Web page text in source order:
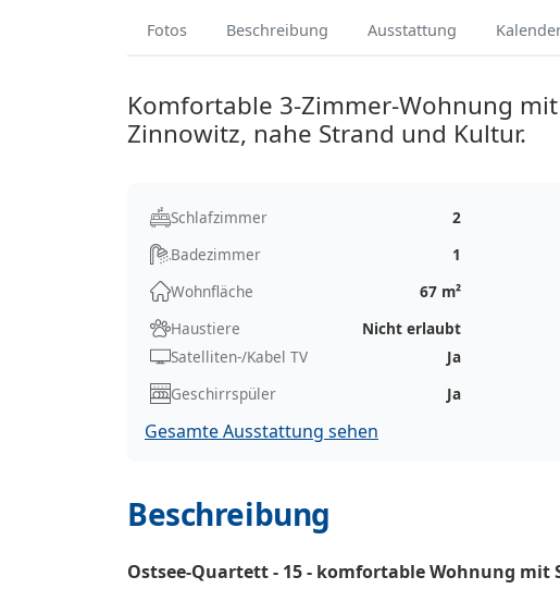
Fotos Beschreibung Ausstattung
Komfortable 3-Zimmer-Wohnung
Zinnowitz, nahe Strand und Kultur.
Schlafzimmer
2
Badezimmer
1
Wohnfläche
67 m²
Haustiere
Nicht erlaubt
Satelliten-/Kabel TV
Ja
Geschirrspüler
Ja
Gesamte Ausstattung sehen
Beschreibung
Ostsee-Quartett - 15 - komfortable Wohnung